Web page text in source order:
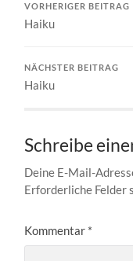
VORHERIGER BEITRAG
Haiku
NÄCHSTER BEITRAG
Haiku
Schreibe
Deine E-Mail-
Erforderliche Felder
Kommentar *